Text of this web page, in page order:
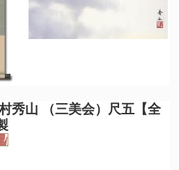
秀山 （三美会）尺五【全